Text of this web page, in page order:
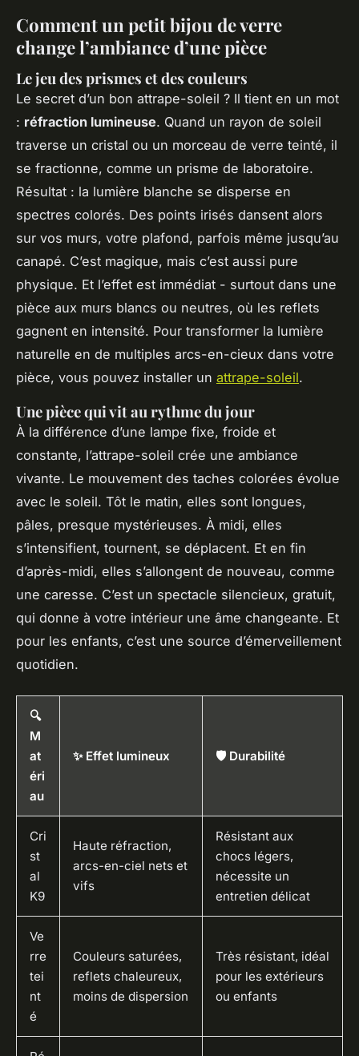
Comment un petit bijou de verre
change l’ambiance d’une pièce
Le jeu des prismes et des couleurs
Le secret d’un bon attrape-soleil ? Il tient en un mot
: réfraction lumineuse. Quand un rayon de soleil
traverse un cristal ou un morceau de verre teinté, il
se fractionne, comme un prisme de laboratoire.
Résultat : la lumière blanche se disperse en
spectres colorés. Des points irisés dansent alors
sur vos murs, votre plafond, parfois même jusqu’au
canapé. C’est magique, mais c’est aussi pure
physique. Et l’effet est immédiat - surtout dans une
pièce aux murs blancs ou neutres, où les reflets
gagnent en intensité. Pour transformer la lumière
naturelle en de multiples arcs-en-cieux dans votre
pièce, vous pouvez installer un attrape-soleil.
Une pièce qui vit au rythme du jour
À la différence d’une lampe fixe, froide et
constante, l’attrape-soleil crée une ambiance
vivante. Le mouvement des taches colorées évolue
avec le soleil. Tôt le matin, elles sont longues,
pâles, presque mystérieuses. À midi, elles
s’intensifient, tournent, se déplacent. Et en fin
d’après-midi, elles s’allongent de nouveau, comme
une caresse. C’est un spectacle silencieux, gratuit,
qui donne à votre intérieur une âme changeante. Et
pour les enfants, c’est une source d’émerveillement
quotidien.
🔍
M
at
éri
au
✨ Effet lumineux 🛡 Durabilité
Cri
st
al
K9
Haute réfraction,
arcs-en-ciel nets et
vifs
Résistant aux
chocs légers,
nécessite un
entretien délicat
Ve
rre
tei
nt
é
Couleurs saturées,
reflets chaleureux,
moins de dispersion
Très résistant, idéal
pour les extérieurs
ou enfants